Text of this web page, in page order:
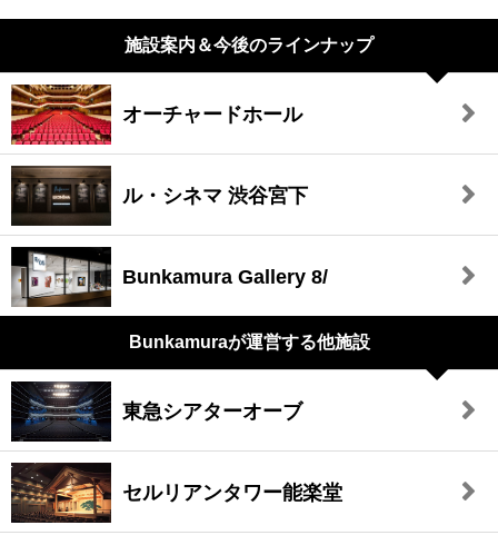
施設案内＆今後のラインナップ
オーチャードホール
ル・シネマ 渋谷宮下
Bunkamura Gallery 8/
Bunkamuraが運営する他施設
東急シアターオーブ
セルリアンタワー能楽堂